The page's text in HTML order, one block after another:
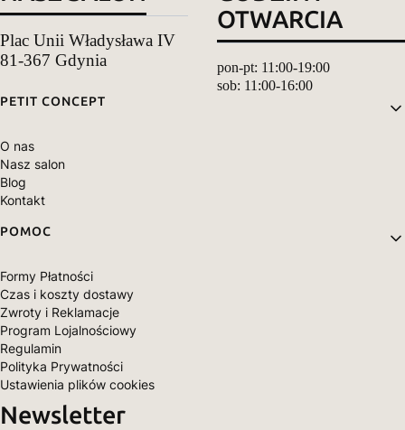
Plac Unii Władysława IV
81-367 Gdynia
OTWARCIA
pon-pt: 11:00-19:00
sob: 11:00-16:00
Linki w stopce
PETIT CONCEPT
O nas
Nasz salon
Blog
Kontakt
POMOC
Formy Płatności
Czas i koszty dostawy
Zwroty i Reklamacje
Program Lojalnościowy
Regulamin
Polityka Prywatności
Ustawienia plików cookies
Newsletter